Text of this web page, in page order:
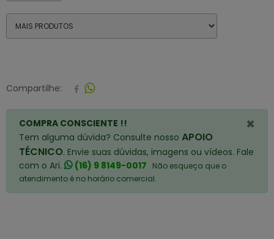
Compartilhe:
×
COMPRA CONSCIENTE !!
Tem alguma dúvida? Consulte nosso APOIO
TÉCNICO. Envie suas dúvidas, imagens ou vídeos. Fale
com o Ari.
(16) 9 8149-0017
Não esqueça que o
atendimento é no horário comercial.